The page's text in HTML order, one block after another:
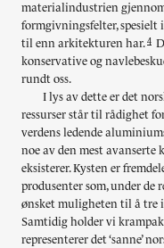
materialindustrien
formgivningsfelter,
til enn arkitekturen har.4
konservative og
rundt oss.
I lys av dette er det
ressurser står til rådighet
verdens ledende
noe av den mest
eksisterer. Kysten er
produsenter som, under de
ønsket muligheten til å tre
Samtidig holder vi
representerer det ‘sanne’